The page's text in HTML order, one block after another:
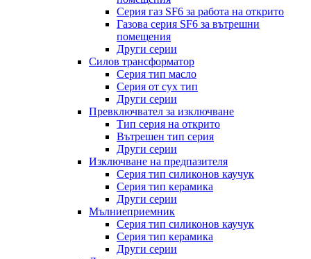
Серия газ SF6 за работа на открито
Газова серия SF6 за вътрешни
помещения
Други серии
Силов трансформатор
Серия тип масло
Серия от сух тип
Други серии
Превключвател за изключване
Тип серия на открито
Вътрешен тип серия
Други серии
Изключване на предпазителя
Серия тип силиконов каучук
Серия тип керамика
Други серии
Мълниеприемник
Серия тип силиконов каучук
Серия тип керамика
Други серии